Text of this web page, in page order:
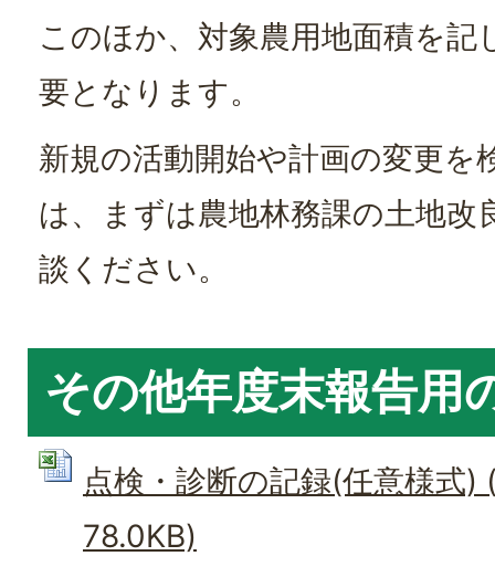
このほか、対象農用地面積を記
要となります。
新規の活動開始や計画の変更を
は、まずは農地林務課の土地改
談ください。
その他年度末報告用
点検・診断の記録(任意様式)
78.0KB)